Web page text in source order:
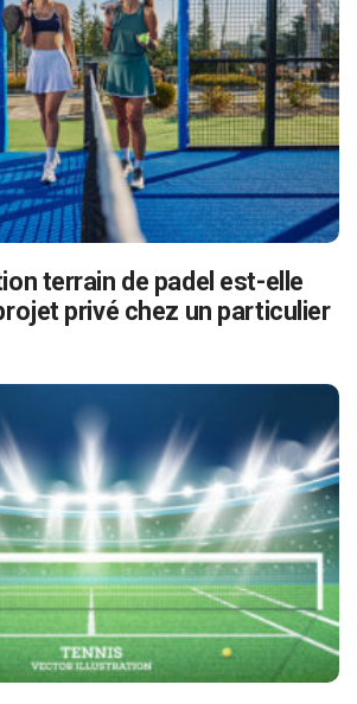
terrain de padel est-elle
privé chez un particulier